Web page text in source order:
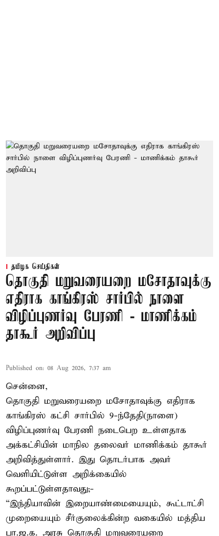
தமிழக செய்திகள்
தொகுதி மறுவரையறை மசோதாவுக்கு
எதிராக காங்கிரஸ் சார்பில் நாளை
விழிப்புணர்வு பேரணி - மாணிக்கம்
தாகூர் அறிவிப்பு
Published on: 08 Aug 2026, 7:37 am
சென்னை,
தொகுதி மறுவரையறை மசோதாவுக்கு எதிராக
காங்கிரஸ் கட்சி சார்பில் 9-ந்தேதி(நாளை)
விழிப்புணர்வு பேரணி நடைபெற உள்ளதாக
அக்கட்சியின் மாநில தலைவர் மாணிக்கம் தாகூர்
அறிவித்துள்ளார். இது தொடர்பாக அவர்
வெளியிட்டுள்ள அறிக்கையில்
கூறப்பட்டுள்ளதாவது;-
“இந்தியாவின் இறையாண்மையையும், கூட்டாட்சி
முறையையும் சீர்குலைக்கின்ற வகையில் மத்திய
பா.ஜ.க. அரசு தொகுதி மறுவரையறை